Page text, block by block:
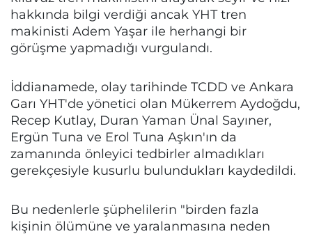
hakkında bilgi verdiği ancak YHT tren
makinisti Adem Yaşar ile herhangi bir
görüşme yapmadığı vurgulandı.
İddianamede, olay tarihinde TCDD ve Ankara
Garı YHT'de yönetici olan Mükerrem Aydoğdu,
Recep Kutlay, Duran Yaman Ünal Sayıner,
Ergün Tuna ve Erol Tuna Aşkın'ın da
zamanında önleyici tedbirler almadıkları
gerekçesiyle kusurlu bulundukları kaydedildi.
Bu nedenlerle şüphelilerin "birden fazla
kişinin ölümüne ve yaralanmasına neden